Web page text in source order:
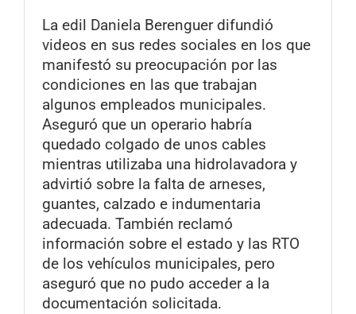
La edil Daniela Berenguer difundió
videos en sus redes sociales en los que
manifestó su preocupación por las
condiciones en las que trabajan
algunos empleados municipales.
Aseguró que un operario habría
quedado colgado de unos cables
mientras utilizaba una hidrolavadora y
advirtió sobre la falta de arneses,
guantes, calzado e indumentaria
adecuada. También reclamó
información sobre el estado y las RTO
de los vehículos municipales, pero
aseguró que no pudo acceder a la
documentación solicitada.